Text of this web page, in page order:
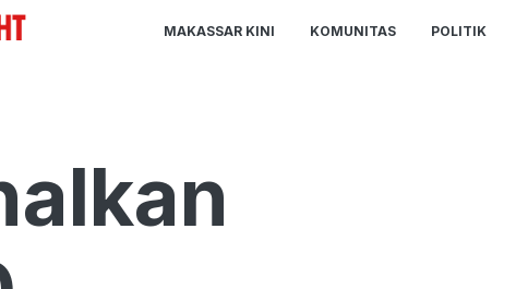
MAKASSAR KINI KOMUNITAS POLITIK